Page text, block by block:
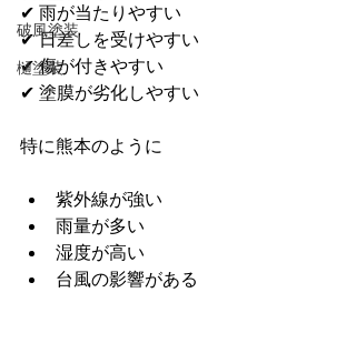
破風塗装
樋塗装
✔ 雨が当たりやすい
✔ 日差しを受けやすい
✔ 傷が付きやすい
✔ 塗膜が劣化しやすい
特に熊本のように
紫外線が強い
雨量が多い
湿度が高い
台風の影響がある